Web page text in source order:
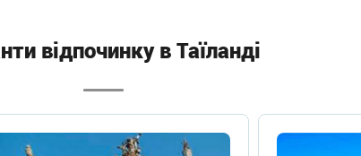
відпочинку в Таїланді